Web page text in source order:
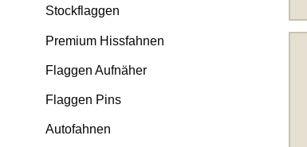
Stockflaggen
Premium Hissfahnen
Flaggen Aufnäher
Flaggen Pins
Autofahnen